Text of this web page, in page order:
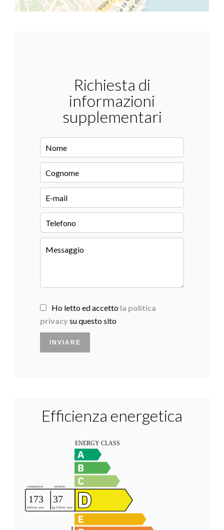
Richiesta di
informazioni
supplementari
Ho letto ed accetto la politica
privacy su questo sito
INVIARE
Efficienza energetica